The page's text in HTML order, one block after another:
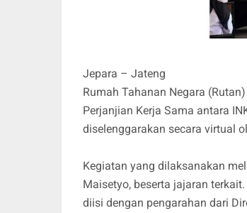
Jepara – Jateng
Rumah Tahanan Negara
Perjanjian Kerja Sama antara
diselenggarakan secara virtual
Kegiatan yang dilaksanakan
Maisetyo, beserta jajaran
diisi dengan pengarahan dari